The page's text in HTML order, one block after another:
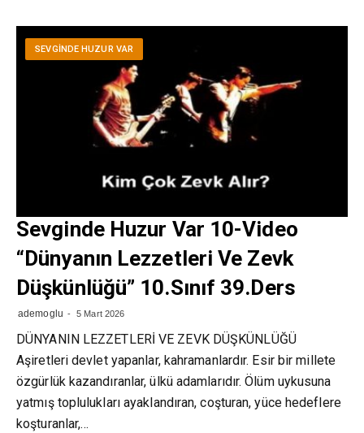
SEVGINDE HUZUR VAR
Sevginde Huzur Var 10-Video
“Dünyanın Lezzetleri Ve Zevk
Düşkünlüğü” 10.Sınıf 39.Ders
ademoglu 5 Mart 2026
DÜNYA­NIN LEZZETLERİ VE ZEVK DÜŞKÜNLÜĞÜ
Aşiretleri devlet yapanlar, kahramanlardır. Esir bir millete
özgürlük kazandıranlar, ülkü adamlarıdır. Ölüm uykusuna
yatmış toplulukları ayaklandıran, coşturan, yüce hedeflere
koşturanlar,…